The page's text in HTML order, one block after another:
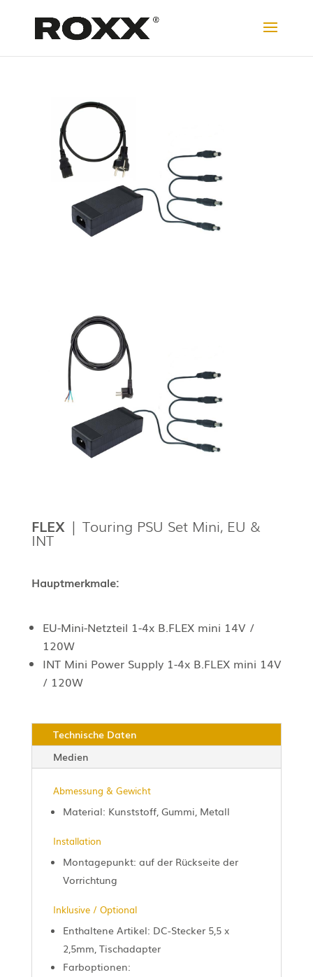
FLEX| Touring PSU Set Mini, EU &
INT
Hauptmerkmale:
EU-Mini-Netzteil 1-4x B.FLEX mini 14V /
120W
INT Mini Power Supply 1-4x B.FLEX mini 14V
/ 120W
Technische Daten
Medien
Abmessung & Gewicht
Material: Kunststoff, Gummi, Metall
Installation
Montagepunkt: auf der Rückseite der
Vorrichtung
Inklusive / Optional
Enthaltene Artikel: DC-Stecker 5,5 x
2,5mm, Tischadapter
Farboptionen: